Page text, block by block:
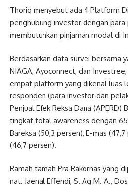
Thoriq menyebut ada 4 Platform
penghubung investor dengan para
membutuhkan pinjaman modal di
Berdasarkan data survei bersama
NIAGA, Ayoconnect, dan
empat platform yang dikenal luas
responden (para investor dan
Penjual Efek Reksa Dana (APERD)
tingkat total awareness dengan
Bareksa (50,3 persen), E-mas
(46,7 persen).
Ramah tamah Pra Rakornas yang
nat. Jaenal Effendi, S. Ag M. A.,